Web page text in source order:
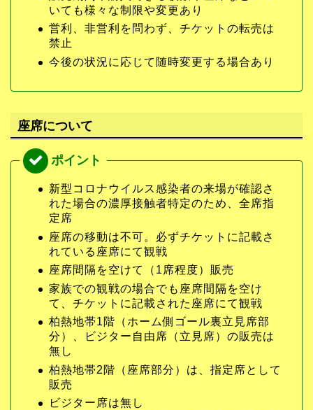
いても様々な制限や変更あり
営利、非営利を問わず、チケットの転売は
禁止
今後の状況に応じて随時変更する場合あり
座席について
新型コロナウイルス感染者の来場が確認さ
れた場合の濃厚接触者特定のため、全席指
定席
座席の移動は不可。必ずチケットに記載さ
れている座席にて観戦
座席間隔を空けて（1席程度）販売
家族での観戦の場合でも座席間隔を空け
て、チケットに記載された座席にて観戦
柏熱地帯1階（ホーム側ゴール裏立見席部
分）、ビジター自由席（立見席）の販売は
無し
柏熱地帯2階（座席部分）は、指定席として
販売
ビジター席は無し